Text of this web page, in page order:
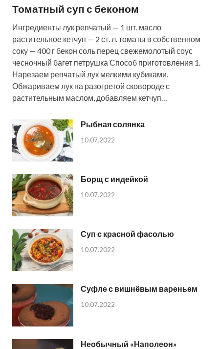
Томатный суп с беконом
Ингредиенты лук репчатый — 1 шт. масло
растительное кетчуп — 2 ст. л. томаты в собственном
соку — 400 г бекон соль перец свежемолотый соус
чесночный багет петрушка Способ приготовления 1.
Нарезаем репчатый лук мелкими кубиками.
Обжариваем лук на разогретой сковороде с
растительным маслом, добавляем кетчуп…
Рыбная солянка
10.07.2022
Борщ с индейкой
10.07.2022
Суп с красной фасолью
10.07.2022
Суфле с вишнёвым вареньем
10.07.2022
Необычный «Наполеон»